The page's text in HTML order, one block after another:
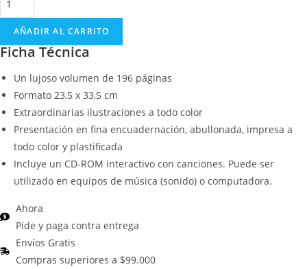
AÑADIR AL CARRITO
Ficha Técnica
Un lujoso volumen de 196 páginas
Formato 23,5 x 33,5 cm
Extraordinarias ilustraciones a todo color
Presentación en fina encuadernación, abullonada, impresa a
todo color y plastificada
Incluye un CD-ROM interactivo con canciones. Puede ser
utilizado en equipos de música (sonido) o computadora.
Ahora
Pide y paga contra entrega
Envíos Gratis
Compras superiores a $99.000